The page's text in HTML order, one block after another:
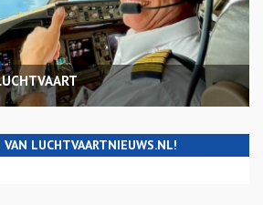
VAN LUCHTVAARTNIEUWS.NL!